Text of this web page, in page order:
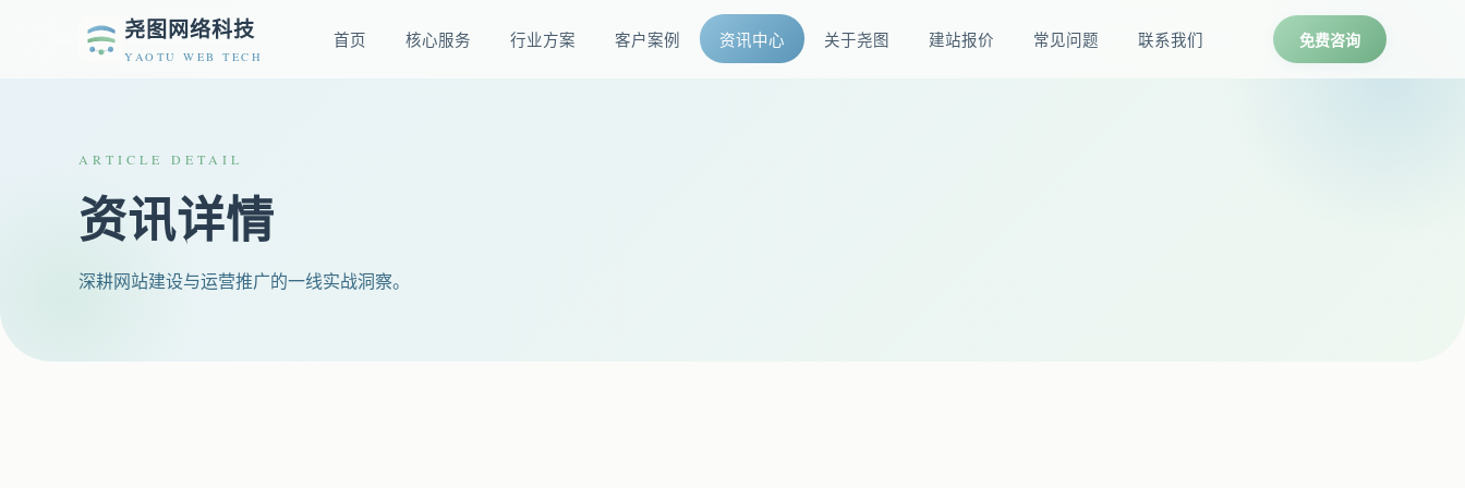
尧图网络科技
YAOTU WEB TECH
首页 核心服务 行业方案 客户案例 资讯中心 关于尧图 建站报价 常见问题 联系我们 免费咨询
ARTICLE DETAIL
资讯详情
深耕网站建设与运营推广的一线实战洞察。